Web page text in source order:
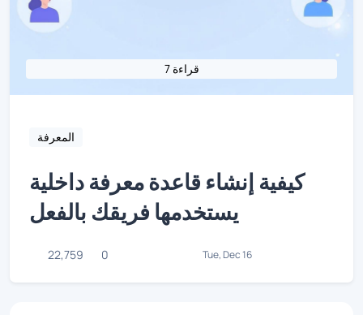
7 قراءة
المعرفة
كيفية إنشاء قاعدة معرفة داخلية
يستخدمها فريقك بالفعل
22,759 0 Tue, Dec 16